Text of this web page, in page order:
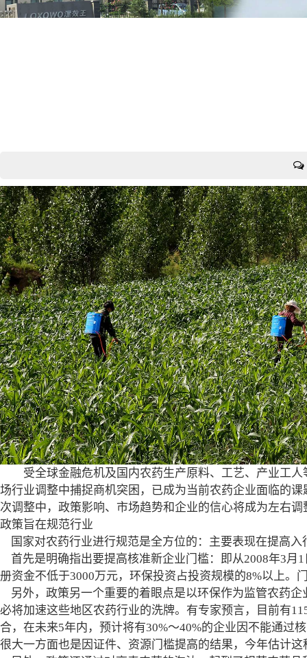
受全球金融危机及国内农药生产原料、工艺、产业工
场行业调整中捕捉商机突困，已成为当前农药企业面临的
次调整中，政策影响、市场趋势和企业的信心将成为左右
政策旨在规范行业
国家对农药行业进行规范是全方位的：主要表现在提高
首先是明确指出要提高核准新企业门槛：即从2008年3月
册资金不低于3000万元，环保投资占投资规模的8%以上
另外，政策另一个重要的着眼点是以环保作为监管农药
必将加速这些地区农药行业的洗牌。有专家预言，目前有
合，在未来5年内，预计将有30%～40%的企业因不能通过
很大一方面也是因证件、资源门槛提高的结果，今年估计